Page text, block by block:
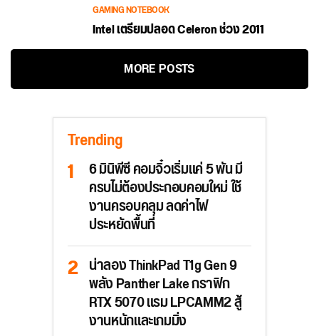
GAMING NOTEBOOK
Intel เตรียมปลอด Celeron ช่วง 2011
MORE POSTS
Trending
6 มินิพีซี คอมจิ๋วเริ่มแค่ 5 พัน มี
ครบไม่ต้องประกอบคอมใหม่ ใช้
งานครอบคลุม ลดค่าไฟ
ประหยัดพื้นที่
น่าลอง ThinkPad T1g Gen 9
พลัง Panther Lake กราฟิก
RTX 5070 แรม LPCAMM2 สู้
งานหนักและเกมมิ่ง